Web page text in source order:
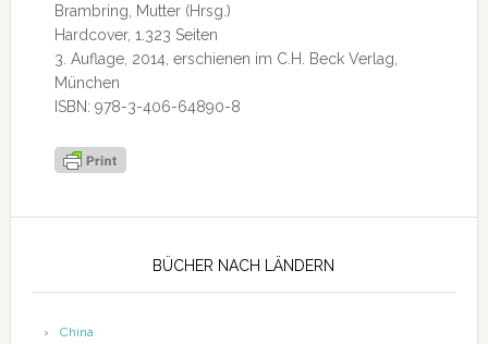
Brambring, Mutter (Hrsg.)
Hardcover, 1.323 Seiten
3. Auflage, 2014, erschienen im C.H. Beck Verlag,
München
ISBN: 978-3-406-64890-8
BÜCHER NACH LÄNDERN
China